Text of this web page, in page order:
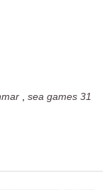
,sea games 31